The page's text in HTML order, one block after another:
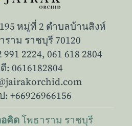
หมู่ที่ 2 ตำบลบ้านสิงห์
ราม ราชบุรี 70120
2224, 061 618 2804
: 0616182804
+66926966156
อคิด โพธาราม ราชบุรี